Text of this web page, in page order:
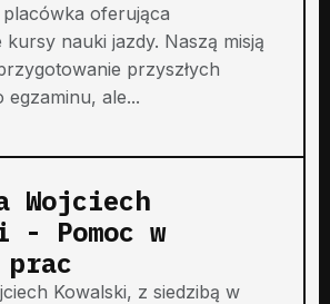
oferująca
nauki jazdy. Naszą misją
przyszłych
ale...
Wojciech
- Pomoc w
Kowalski, z siedzibą w